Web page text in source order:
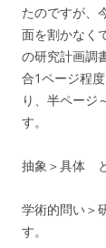
たのですが、
面を割かなく
の研究計画調
合1ページ程
り、半ページ
す。
抽象＞具体
学術的問い＞
す。